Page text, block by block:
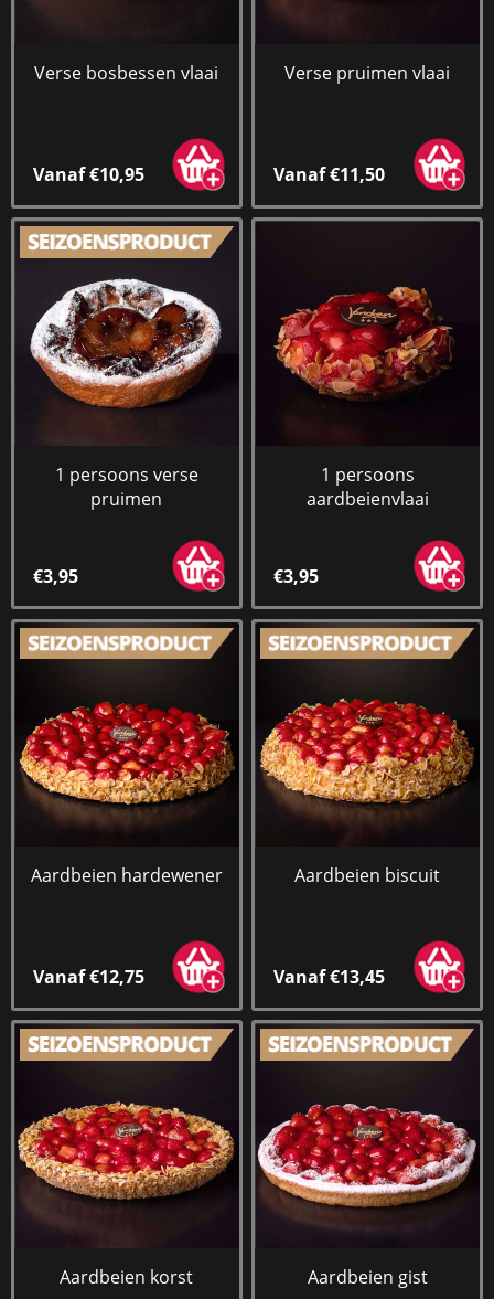
Verse bosbessen vlaai
Vanaf €10,95
Verse pruimen vlaai
Vanaf €11,50
1 persoons verse
pruimen
€3,95
1 persoons
aardbeienvlaai
€3,95
Aardbeien hardewener
Vanaf €12,75
Aardbeien biscuit
Vanaf €13,45
Aardbeien korst Aardbeien gist